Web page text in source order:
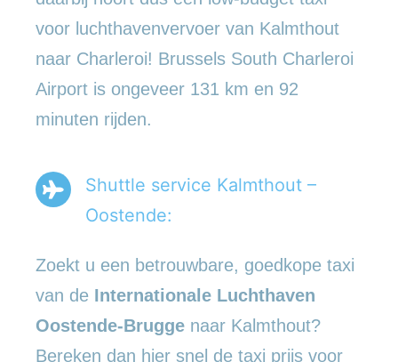
voor luchthavenvervoer van Kalmthout
naar Charleroi! Brussels South Charleroi
Airport is ongeveer 131 km en 92
minuten rijden.
Shuttle service Kalmthout –
Oostende:
Zoekt u een betrouwbare, goedkope taxi
van de Internationale Luchthaven
Oostende-Brugge naar Kalmthout?
Bereken dan hier snel de taxi prijs voor